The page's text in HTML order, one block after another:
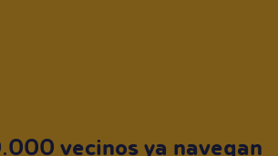
vecinos ya navegan